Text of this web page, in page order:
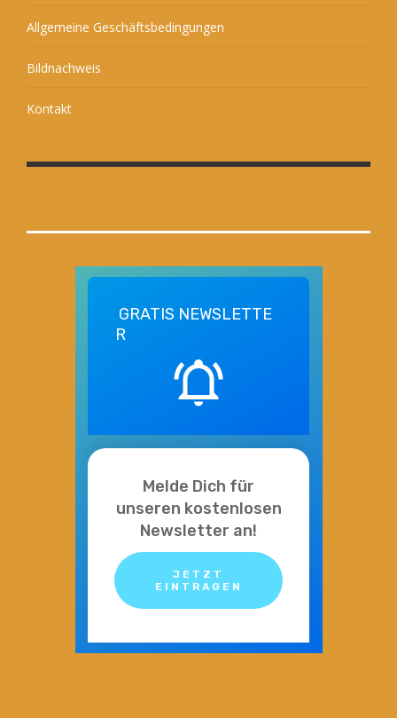
Allgemeine Geschäftsbedingungen
Bildnachweis
Kontakt
GRATIS NEWSLETTE
R
Melde Dich für
unseren kostenlosen
Newsletter an!
JETZT
EINTRAGEN